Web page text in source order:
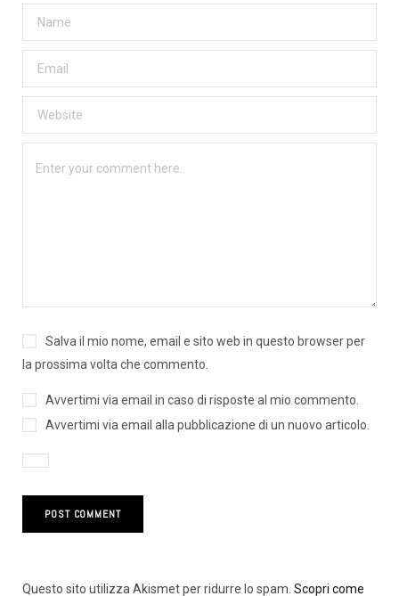
Salva il mio nome, email e sito web in questo browser per
la prossima volta che commento.
Avvertimi via email in caso di risposte al mio commento.
Avvertimi via email alla pubblicazione di un nuovo articolo.
Questo sito utilizza Akismet per ridurre lo spam. Scopri come